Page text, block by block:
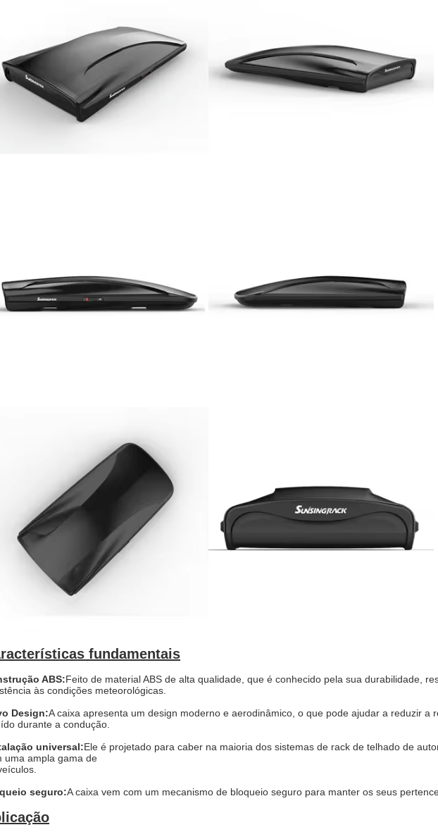
fundamentais
ABS:Feito de material ABS de alta qualidade, que é conhecido pela sua durabilidade,
às condições meteorológicas.
Design:A caixa apresenta um design moderno e aerodinâmico, o que pode ajudar a reduzir a
durante a condução.
universal:Ele é projetado para caber na maioria dos sistemas de rack de telhado de
uma ampla gama de
seguro:A caixa vem com um mecanismo de bloqueio seguro para manter os seus